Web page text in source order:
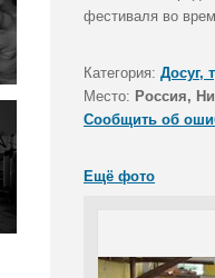
фестиваля во
Категория: Досуг,
Место: Россия,
Сообщить об
Ещё фото